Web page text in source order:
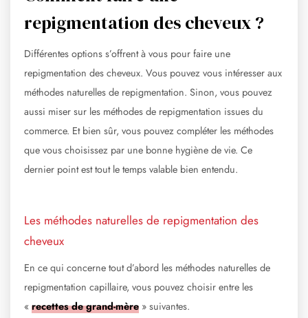
repigmentation des cheveux ?
Différentes options s’offrent à vous pour faire une
repigmentation des cheveux. Vous pouvez vous intéresser aux
méthodes naturelles de repigmentation. Sinon, vous pouvez
aussi miser sur les méthodes de repigmentation issues du
commerce. Et bien sûr, vous pouvez compléter les méthodes
que vous choisissez par une bonne hygiène de vie. Ce
dernier point est tout le temps valable bien entendu.
Les méthodes naturelles de repigmentation des
cheveux
En ce qui concerne tout d’abord les méthodes naturelles de
repigmentation capillaire, vous pouvez choisir entre les
« recettes de grand-mère » suivantes.